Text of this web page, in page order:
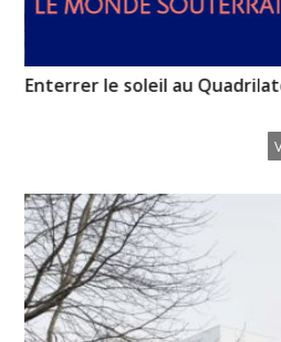
Enterrer le soleil au